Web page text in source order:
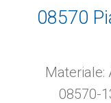
08570
Materiale:
08570-